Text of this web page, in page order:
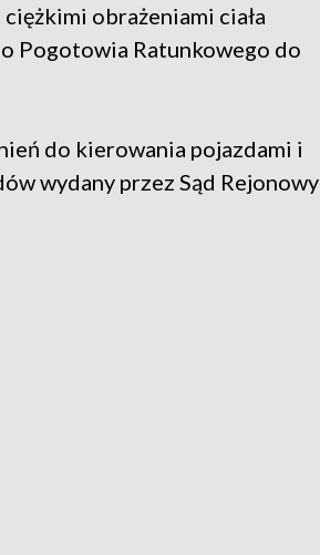
obrażeniami ciała
Pogotowia Ratunkowego do
do kierowania pojazdami i
wydany przez Sąd Rejonowy